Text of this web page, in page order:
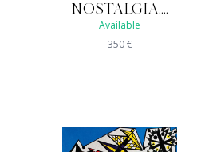
NOSTALGIA....
Available
350€